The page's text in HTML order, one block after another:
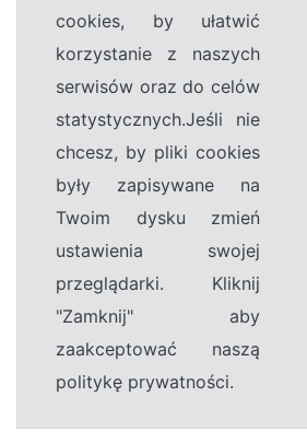
cookies, by ułatwić
korzystanie z naszych
serwisów oraz do celów
statystycznych.Jeśli nie
chcesz, by pliki cookies
były zapisywane na
Twoim dysku zmień
ustawienia swojej
przeglądarki. Kliknij
"Zamknij" aby
zaakceptować naszą
politykę prywatności.